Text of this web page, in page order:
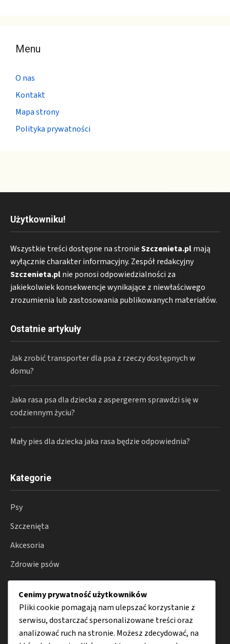
Menu
O nas
Kontakt
Mapa strony
Polityka prywatności
Użytkowniku!
Wszystkie treści dostępne na stronieSzczenieta.plmają
wyłącznie charakter informacyjny. Zespół redakcyjny
Szczenieta.plnie ponosi odpowiedzialności za
jakiekolwiek konsekwencje wynikające z niewłaściwego
zrozumienia lub zastosowania publikowanych materiałów.
Ostatnie artykuły
Jak zrobić transporter dla psa z rzeczy dostępnych w
domu?
Jaka rasa psa dla dziecka z aspergerem sprawdzi się w
codziennym życiu?
Mały pies dla dziecka jaka rasa będzie odpowiednia?
Kategorie
Psy
Szczenięta
Akcesoria
Zdrowie psów
Hodowla
Porady
Menu
Cenimy prywatność użytkowników
Pliki cookie pomagają nam ulepszać korzystanie z
serwisu, dostarczać spersonalizowane treści oraz
analizować ruch na stronie. Możesz zdecydować, na